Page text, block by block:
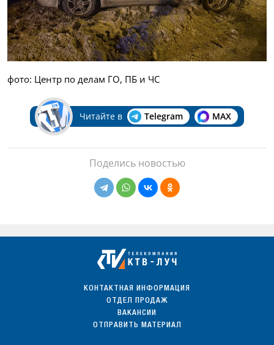
фото: Центр по делам ГО, ПБ и ЧС
Читайте в Telegram MAX
Поделись новостью
КОНТАКТНАЯ ИНФОРМАЦИЯ
ОТДЕЛ ПРОДАЖ
ВАКАНСИИ
ОТПРАВИТЬ МАТЕРИАЛ